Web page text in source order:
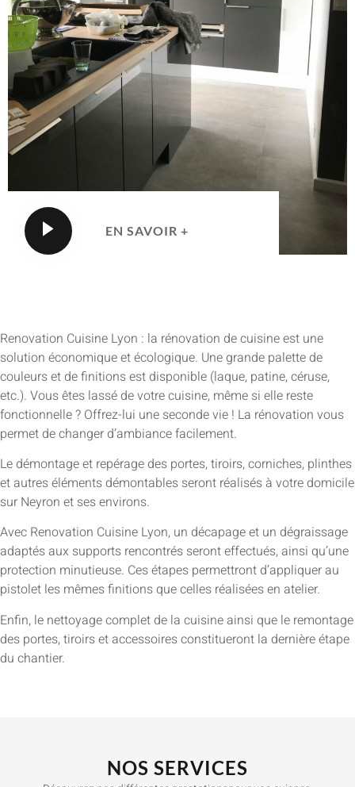
EN SAVOIR +
Renovation Cuisine Lyon : la rénovation de cuisine est une
solution économique et écologique. Une grande palette de
couleurs et de finitions est disponible (laque, patine, céruse,
etc.). Vous êtes lassé de votre cuisine, même si elle reste
fonctionnelle ? Offrez-lui une seconde vie ! La rénovation vous
permet de changer d’ambiance facilement.
Le démontage et repérage des portes, tiroirs, corniches, plinthes
et autres éléments démontables seront réalisés à votre domicile
sur Neyron et ses environs.
Avec Renovation Cuisine Lyon, un décapage et un dégraissage
adaptés aux supports rencontrés seront effectués, ainsi qu’une
protection minutieuse. Ces étapes permettront d’appliquer au
pistolet les mêmes finitions que celles réalisées en atelier.
Enfin, le nettoyage complet de la cuisine ainsi que le remontage
des portes, tiroirs et accessoires constitueront la dernière étape
du chantier.
NOS SERVICES